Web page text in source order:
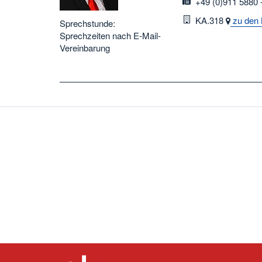
Sprechstunde:
Sprechzeiten nach E-Mail-
Vereinbarung
Raum
KA.318 zu den